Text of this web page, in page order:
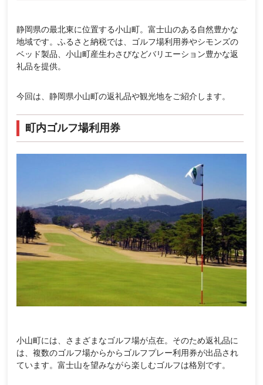
静岡県の最北東に位置する小山町。富士山のある自然豊かな
地域です。ふるさと納税では、ゴルフ場利用券やシモンズの
ベッド製品、小山町産生わさびなどバリエーション豊かな返
礼品を提供。
今回は、静岡県小山町の返礼品や観光地をご紹介します。
町内ゴルフ場利用券
小山町には、さまざまなゴルフ場が点在。そのため返礼品に
は、複数のゴルフ場からからゴルフプレー利用券が出品され
ています。富士山を望みながら楽しむゴルフは格別です。